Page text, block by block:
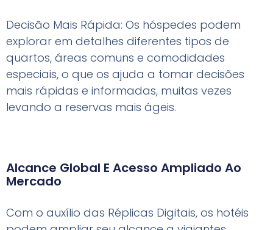
Decisão Mais Rápida: Os hóspedes podem
explorar em detalhes diferentes tipos de
quartos, áreas comuns e comodidades
especiais, o que os ajuda a tomar decisões
mais rápidas e informadas, muitas vezes
levando a reservas mais ágeis.
Alcance Global E Acesso Ampliado Ao
Mercado
Com o auxílio das Réplicas Digitais, os hotéis